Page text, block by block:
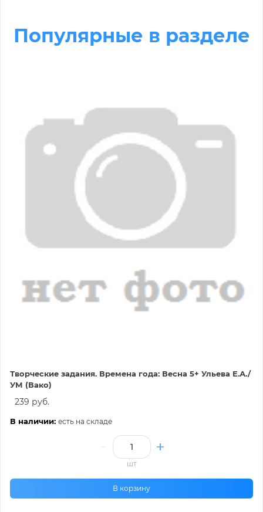
Популярные в разделе
Творческие задания. Времена года: Весна 5+ Ульева Е.А./
УМ (Вако)
239 руб.
В наличии: есть на складе
шт
В корзину